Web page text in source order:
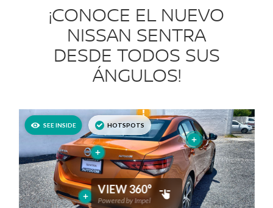
¡CONOCE EL NUEVO
NISSAN SENTRA
DESDE TODOS SUS
ÁNGULOS!